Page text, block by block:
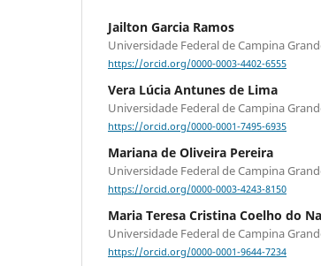
Jailton Garcia Ramos
Universidade Federal de Campina
https://orcid.org/0000-0003-4402-6555
Vera Lúcia Antunes de Lima
Universidade Federal de Campina
https://orcid.org/0000-0001-7495-6935
Mariana de Oliveira Pereira
Universidade Federal de Campina
https://orcid.org/0000-0003-4243-8150
Maria Teresa Cristina Coelho do
Universidade Federal de Campina
https://orcid.org/0000-0001-9644-7234